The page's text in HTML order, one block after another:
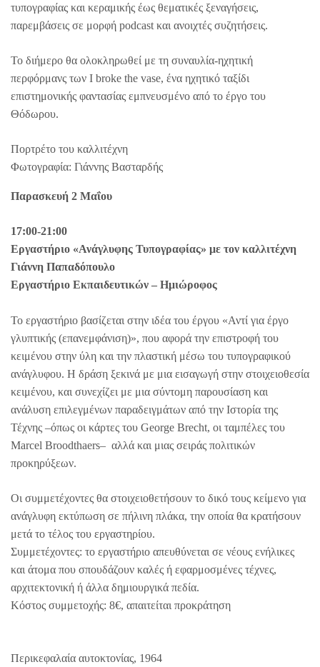
τυπογραφίας και κεραμικής έως θεματικές ξεναγήσεις,
παρεμβάσεις σε μορφή podcast και ανοιχτές συζητήσεις.
Το διήμερο θα ολοκληρωθεί με τη συναυλία-ηχητική
περφόρμανς των I broke the vase, ένα ηχητικό ταξίδι
επιστημονικής φαντασίας εμπνευσμένο από το έργο του
Θόδωρου.
Πορτρέτο του καλλιτέχνη
Φωτογραφία: Γιάννης Βασταρδής
Παρασκευή 2 Μαΐου
17:00-21:00
Εργαστήριο «Ανάγλυφης Τυπογραφίας» με τον καλλιτέχνη
Γιάννη Παπαδόπουλο
Εργαστήριο Εκπαιδευτικών – Ημιώροφος
Το εργαστήριο βασίζεται στην ιδέα του έργου «Αντί για έργο
γλυπτικής (επανεμφάνιση)», που αφορά την επιστροφή του
κειμένου στην ύλη και την πλαστική μέσω του τυπογραφικού
ανάγλυφου. Η δράση ξεκινά με μια εισαγωγή στην στοιχειοθεσία
κειμένου, και συνεχίζει με μια σύντομη παρουσίαση και
ανάλυση επιλεγμένων παραδειγμάτων από την Ιστορία της
Τέχνης –όπως οι κάρτες του George Brecht, οι ταμπέλες του
Marcel Broodthaers– αλλά και μιας σειράς πολιτικών
προκηρύξεων.
Οι συμμετέχοντες θα στοιχειοθετήσουν το δικό τους κείμενο για
ανάγλυφη εκτύπωση σε πήλινη πλάκα, την οποία θα κρατήσουν
μετά το τέλος του εργαστηρίου.
Συμμετέχοντες: το εργαστήριο απευθύνεται σε νέους ενήλικες
και άτομα που σπουδάζουν καλές ή εφαρμοσμένες τέχνες,
αρχιτεκτονική ή άλλα δημιουργικά πεδία.
Κόστος συμμετοχής: 8€, απαιτείται προκράτηση
Περικεφαλαία αυτοκτονίας, 1964